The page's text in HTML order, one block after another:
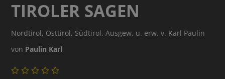
TIROLER SAGEN
Nordtirol, Osttirol, Südtirol. Ausgew. u. erw. v. Karl Paulin
von Paulin Karl